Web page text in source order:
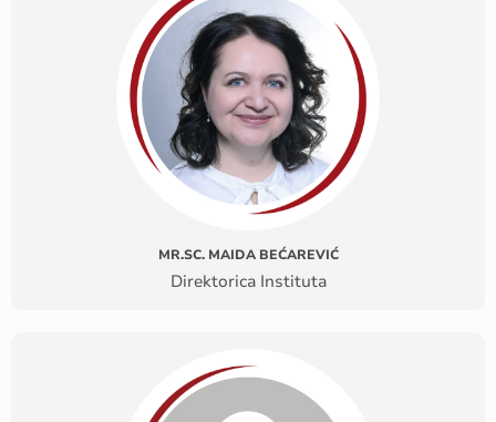
MR.SC. MAIDA BEĆAREVIĆ
Direktorica Instituta